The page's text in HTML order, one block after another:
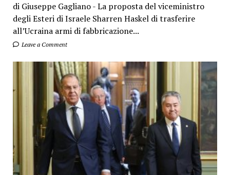
di Giuseppe Gagliano - La proposta del viceministro
degli Esteri di Israele Sharren Haskel di trasferire
all’Ucraina armi di fabbricazione...
Leave a Comment